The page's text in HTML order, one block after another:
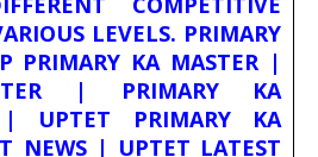
LEVELS. PRIMARY
PRIMARY KA MASTER |
| PRIMARY KA
| UPTET PRIMARY KA
NEWS | UPTET LATEST